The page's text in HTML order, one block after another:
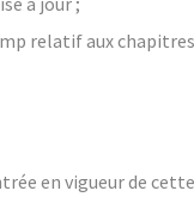
relatif aux
en vigueur de cette